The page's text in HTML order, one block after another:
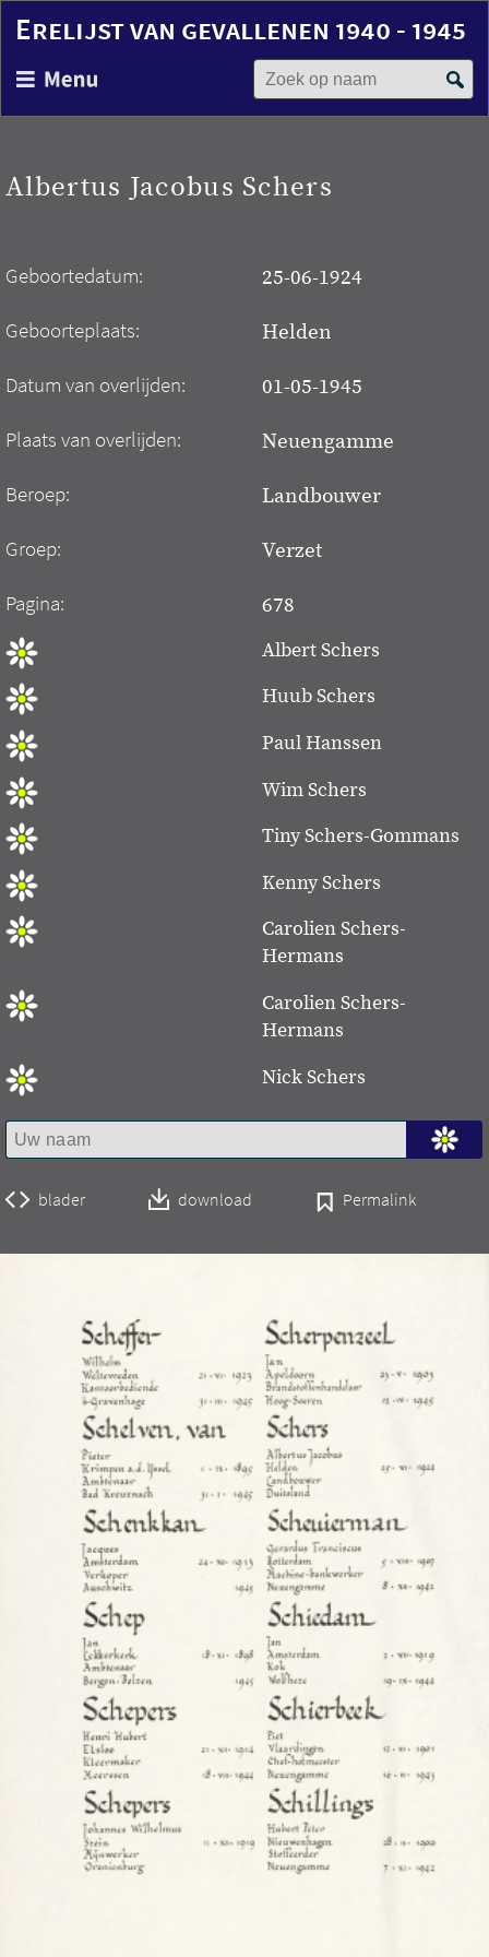
en
gaan
Erelijst van gevallenen 1940 - 1945
Zoek op naam
Albertus Jacobus Schers
Geboortedatum: 25-06-1924
Geboorteplaats: Helden
Datum van overlijden: 01-05-1945
Plaats van overlijden: Neuengamme
Beroep: Landbouwer
Groep: Verzet
Pagina: 678
Albert Schers
Huub Schers
Paul Hanssen
Wim Schers
Tiny Schers-Gommans
Kenny Schers
Carolien Schers-
Hermans
Carolien Schers-
Hermans
Nick Schers
blader download Permalink